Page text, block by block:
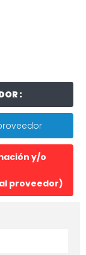
:
y/o
proveedor)